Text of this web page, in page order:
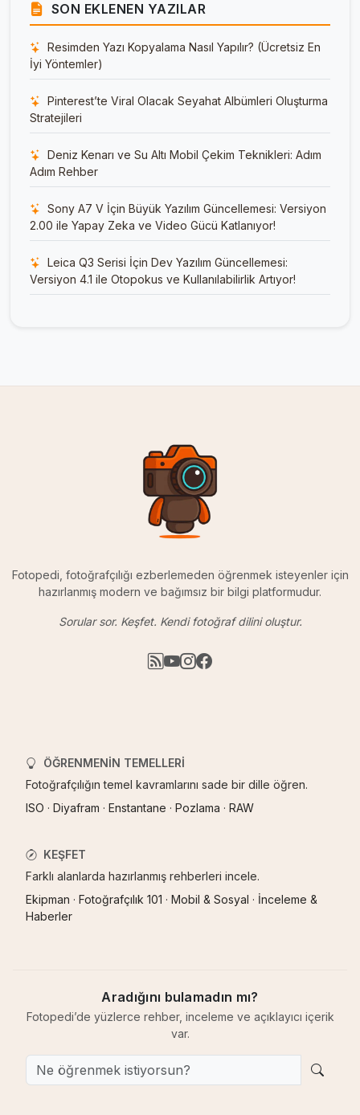
SON EKLENEN YAZILAR
Resimden Yazı Kopyalama Nasıl Yapılır? (Ücretsiz En
İyi Yöntemler)
Pinterest’te Viral Olacak Seyahat Albümleri Oluşturma
Stratejileri
Deniz Kenarı ve Su Altı Mobil Çekim Teknikleri: Adım
Adım Rehber
Sony A7 V İçin Büyük Yazılım Güncellemesi: Versiyon
2.00 ile Yapay Zeka ve Video Gücü Katlanıyor!
Leica Q3 Serisi İçin Dev Yazılım Güncellemesi:
Versiyon 4.1 ile Otopokus ve Kullanılabilirlik Artıyor!
Fotopedi, fotoğrafçılığı ezberlemeden öğrenmek isteyenler için
hazırlanmış modern ve bağımsız bir bilgi platformudur.
Sorular sor. Keşfet. Kendi fotoğraf dilini oluştur.
ÖĞRENMENIN TEMELLERI
Fotoğrafçılığın temel kavramlarını sade bir dille öğren.
ISO · Diyafram · Enstantane · Pozlama · RAW
KEŞFET
Farklı alanlarda hazırlanmış rehberleri incele.
Ekipman · Fotoğrafçılık 101 · Mobil & Sosyal · İnceleme &
Haberler
Aradığını bulamadın mı?
Fotopedi’de yüzlerce rehber, inceleme ve açıklayıcı içerik
var.